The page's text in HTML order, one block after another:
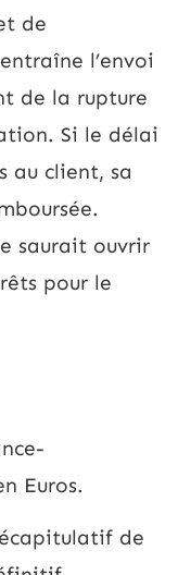
de
l’envoi
de la rupture
Si le délai
au client, sa
saurait ouvrir
pour le
Euros.
de